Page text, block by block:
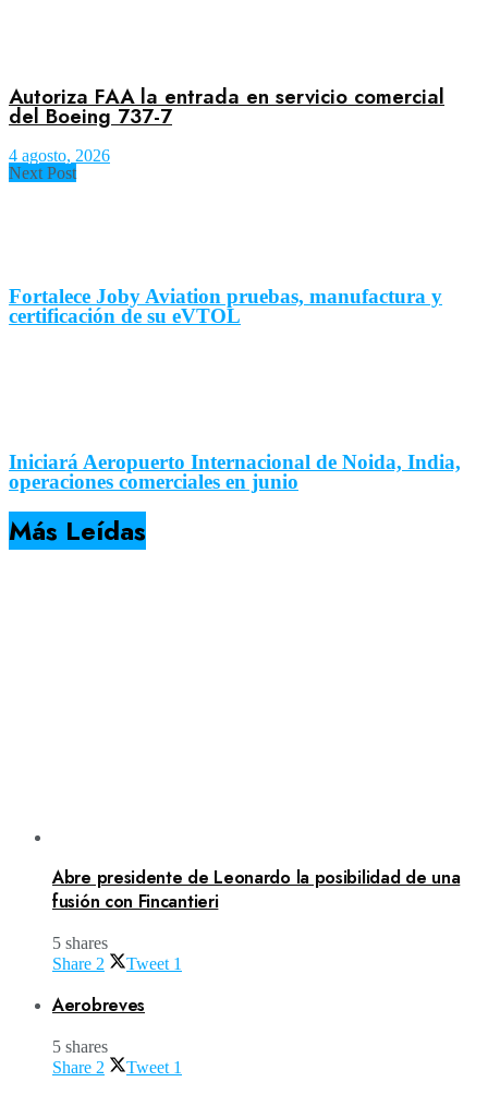
Autoriza FAA la entrada en servicio comercial
del Boeing 737-7
4 agosto, 2026
Next Post
Fortalece Joby Aviation pruebas, manufactura y
certificación de su eVTOL
Iniciará Aeropuerto Internacional de Noida, India,
operaciones comerciales en junio
Más Leídas
Abre presidente de Leonardo la posibilidad de una
fusión con Fincantieri
5 shares
Share 2 Tweet 1
Aerobreves
5 shares
Share 2 Tweet 1